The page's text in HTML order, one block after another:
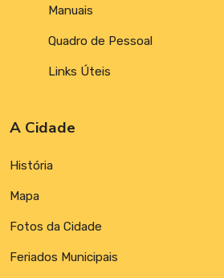
Manuais
Quadro de Pessoal
Links Úteis
A Cidade
História
Mapa
Fotos da Cidade
Feriados Municipais